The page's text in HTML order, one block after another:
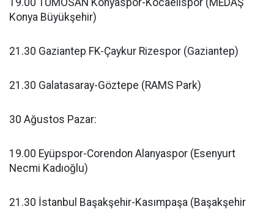
Konya Büyükşehir)
21.30 Gaziantep FK-Çaykur Rizespor (Gaziantep)
21.30 Galatasaray-Göztepe (RAMS Park)
30 Ağustos Pazar:
19.00 Eyüpspor-Corendon Alanyaspor (Esenyurt
Necmi Kadıoğlu)
21.30 İstanbul Başakşehir-Kasımpaşa (Başakşehir